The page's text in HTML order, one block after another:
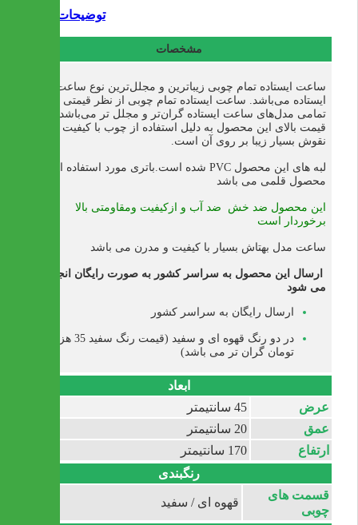
توضیحات
مشخصات
ساعت ایستاده تمام چوبی زیباترین و مجلل‌ترین نوع ساعت
ایستاده می‌باشد. ساعت ایستاده تمام چوبی از نظر قیمتی از
تمامی مدل‌های ساعت ایستاده گران‌تر و مجلل تر می‌باشد و
قیمت بالای این محصول به دلیل استفاده از چوب با کیفیت و
نقوش بسیار زیبا بر روی آن است.
لبه های این محصول PVC شده است.باتری مورد استفاده این
محصول قلمی می باشد
این محصول ضد خش ضد آب و ازکیفیت ومقاومتی بالا
برخوردار است
ساعت مدل بهتاش بسیار با کیفیت و مدرن می باشد
ارسال این محصول به سراسر کشور به صورت رایگان انجام
می شود
ارسال رایگان به سراسر کشور
در دو رنگ قهوه ای و سفید (قیمت رنگ سفید 35 هزار
تومان گران تر می باشد)
ابعاد
عرض
45 سانتیمتر
عمق
20 سانتیمتر
ارتفاع
170 سانتیمتر
رنگبندی
قسمت های
چوبی
قهوه ای / سفید